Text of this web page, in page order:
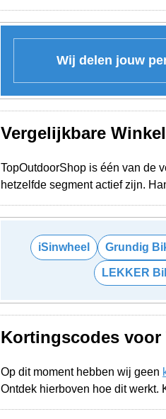
Wij delen jouw
Vergelijkbare
TopOutdoorShop is één van de
hetzelfde segment actief zijn.
iSinwheel Grundig
LEKKER
Kortingscodes
Op dit moment hebben wij geen
Ontdek hierboven hoe dit werkt.